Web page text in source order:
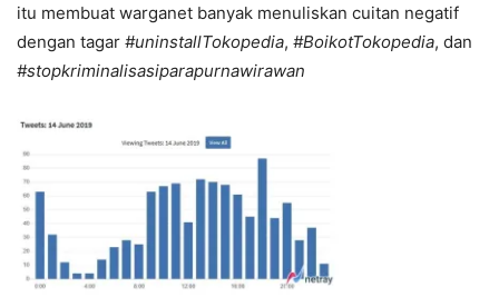
itu membuat warganet banyak menuliskan cuitan negatif
dengan tagar #uninstallTokopedia, #BoikotTokopedia, dan
#stopkriminalisasiparapurnawirawan